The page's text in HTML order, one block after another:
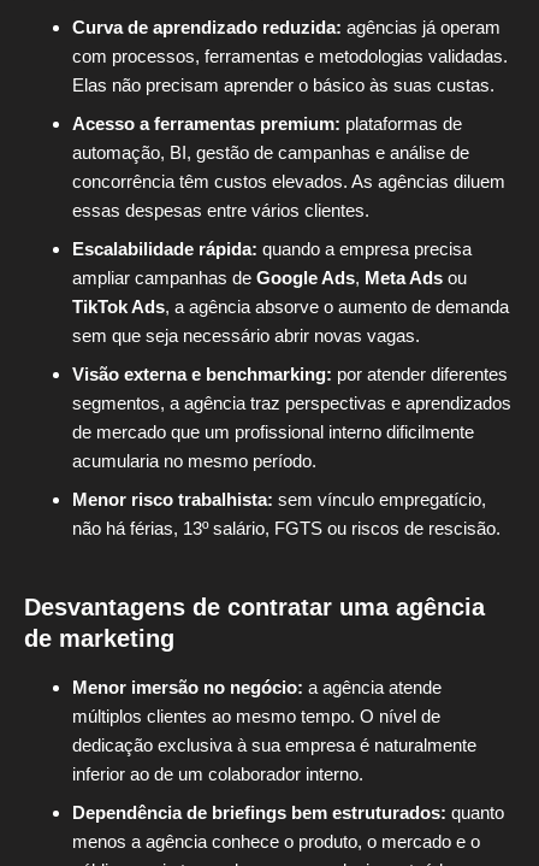
Curva de aprendizado reduzida: agências já operam
com processos, ferramentas e metodologias validadas.
Elas não precisam aprender o básico às suas custas.
Acesso a ferramentas premium: plataformas de
automação, BI, gestão de campanhas e análise de
concorrência têm custos elevados. As agências diluem
essas despesas entre vários clientes.
Escalabilidade rápida: quando a empresa precisa
ampliar campanhas de Google Ads, Meta Ads ou
TikTok Ads, a agência absorve o aumento de demanda
sem que seja necessário abrir novas vagas.
Visão externa e benchmarking: por atender diferentes
segmentos, a agência traz perspectivas e aprendizados
de mercado que um profissional interno dificilmente
acumularia no mesmo período.
Menor risco trabalhista: sem vínculo empregatício,
não há férias, 13º salário, FGTS ou riscos de rescisão.
Desvantagens de contratar uma agência
de marketing
Menor imersão no negócio: a agência atende
múltiplos clientes ao mesmo tempo. O nível de
dedicação exclusiva à sua empresa é naturalmente
inferior ao de um colaborador interno.
Dependência de briefings bem estruturados: quanto
menos a agência conhece o produto, o mercado e o